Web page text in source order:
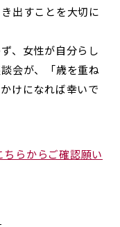
出すことを大切に
、女性が自分らし
会が、「歳を重ね
けになれば幸いで
ちらからご確認願い